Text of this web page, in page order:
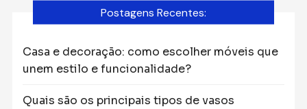
Postagens Recentes:
Casa e decoração: como escolher móveis que
unem estilo e funcionalidade?
Quais são os principais tipos de vasos